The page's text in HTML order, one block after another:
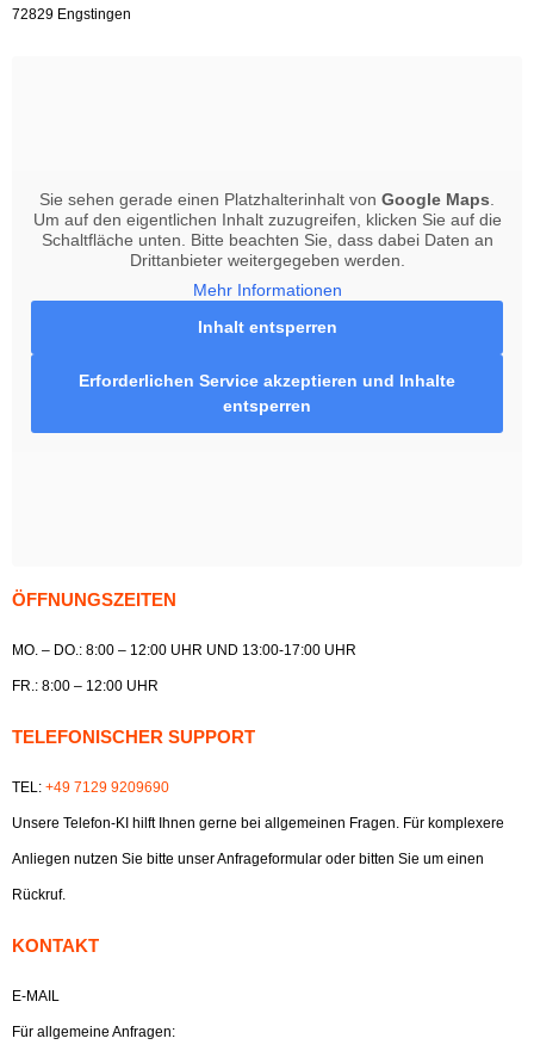
72829 Engstingen
Sie sehen gerade einen Platzhalterinhalt von Google Maps
Um auf den eigentlichen Inhalt zuzugreifen, klicken Sie auf die
Schaltfläche unten. Bitte beachten Sie, dass dabei Daten an
Drittanbieter weitergegeben werden.
Mehr Informationen
Inhalt entsperren
Erforderlichen Service akzeptieren und Inhalte
entsperren
ÖFFNUNGSZEITEN
MO. – DO.: 8:00 – 12:00 UHR UND 13:00-17:00 UHR
FR.: 8:00 – 12:00 UHR
TELEFONISCHER SUPPORT
TEL: +49 7129 9209690
Unsere Telefon-KI hilft Ihnen gerne bei allgemeinen Fragen. Für komplexere
Anliegen nutzen Sie bitte unser Anfrageformular oder bitten Sie um einen
Rückruf.
KONTAKT
E-MAIL
Für allgemeine Anfragen: